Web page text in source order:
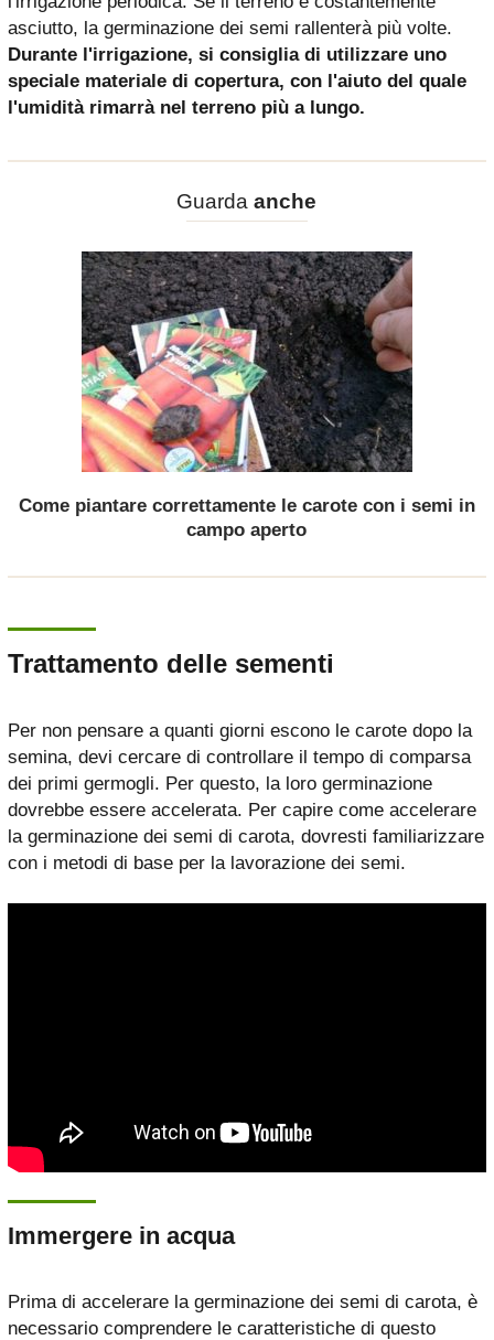
asciutto, la germinazione dei semi rallenterà più volte.
Durante l'irrigazione, si consiglia di utilizzare uno
speciale materiale di copertura, con l'aiuto del quale
l'umidità rimarrà nel terreno più a lungo.
Guardaanche
Come piantare correttamente le carote con i semi in
campo aperto
Trattamento delle sementi
Per non pensare a quanti giorni escono le carote dopo la
semina, devi cercare di controllare il tempo di comparsa
dei primi germogli. Per questo, la loro germinazione
dovrebbe essere accelerata. Per capire come accelerare
la germinazione dei semi di carota, dovresti familiarizzare
con i metodi di base per la lavorazione dei semi.
Immergere in acqua
Prima di accelerare la germinazione dei semi di carota, è
necessario comprendere le caratteristiche di questo